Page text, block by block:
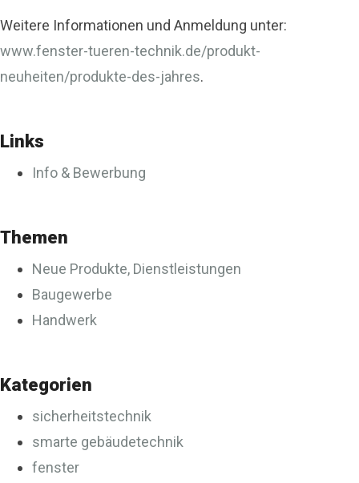
Weitere Informationen und Anmeldung unter:
www.fenster-tueren-technik.de/produkt-
neuheiten/produkte-des-jahres.
Links
Info & Bewerbung
Themen
Neue Produkte, Dienstleistungen
Baugewerbe
Handwerk
Kategorien
sicherheitstechnik
smarte gebäudetechnik
fenster